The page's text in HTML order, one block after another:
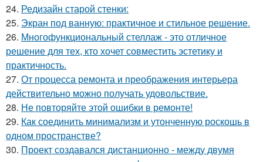
24. Редизайн старой стенки:
25. Экран под ванную: практичное и стильное решение.
26. Многофункциональный стеллаж - это отличное
решение для тех, кто хочет совместить эстетику и
практичность.
27. От процесса ремонта и преображения интерьера
действительно можно получать удовольствие.
28. Не повторяйте этой ошибки в ремонте!
29. Как соединить минимализм и утонченную роскошь в
одном пространстве?
30. Проект создавался дистанционно - между двумя